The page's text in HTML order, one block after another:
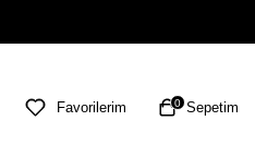
Favorilerim 0 Sepetim